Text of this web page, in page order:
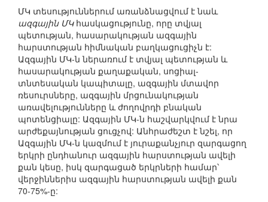
ՄԿ տեսություններում առանձնացվում է նաև
ազգային ՄԿհասկացությունը, որը տվյալ
պետության, հասարակության ազգային
հարստության հիմնական բաղկացուցիչն է:
Ազգային ՄԿ-ն ներառում է տվյալ պետության և
հասարակության քաղաքական, սոցիալ-
տնտեսական կապիտալը, ազգային մտավոր
ռեսուրսները, ազգային մրցունակության
առավելությունները և ժողովրդի բնական
պոտենցիալը: Ազգային ՄԿ-ն հաշվարկվում է նրա
արժեքայնության ցուցչով: Անհրաժեշտ է նշել, որ
Ազգային ՄԿ-ն կազմում է յուրաքանչյուր զարգացող
երկրի ընդհանուր ազգային հարստության ավելի
քան կեսը, իսկ զարգացած երկրների համար՝
վերջիններիս ազգային հարստության ավելի քան
70-75%-ը: